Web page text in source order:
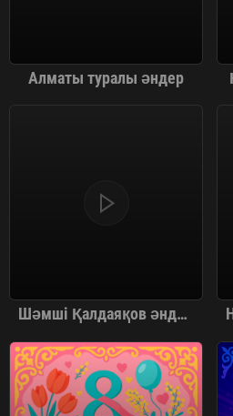
Алматы туралы әндер
Шәмші Қалдаяқов әндер жинағы